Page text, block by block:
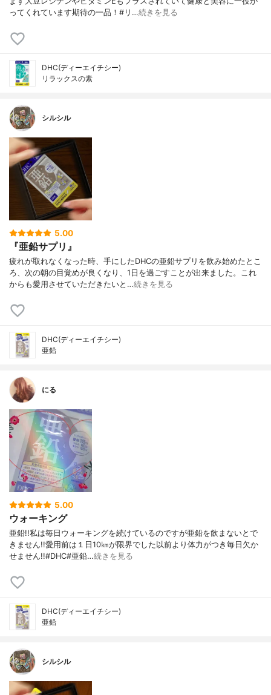
ってくれています期待の一品！#リ…続きを見る
DHC(ディーエイチシー)
リラックスの素
シルシル
5.00
『亜鉛サプリ』
疲れが取れなくなった時、手にしたDHCの亜鉛サプリを飲み始めたとこ
ろ、次の朝の目覚めが良くなり、1日を過ごすことが出来ました。これ
からも愛用させていただきたいと…続きを見る
DHC(ディーエイチシー)
亜鉛
にる
5.00
ウォーキング
亜鉛!!私は毎日ウォーキングを続けているのですが亜鉛を飲まないとで
きません!!愛用前は１日10㎞が限界でした以前より体力がつき毎日欠か
せません!!#DHC#亜鉛…続きを見る
DHC(ディーエイチシー)
亜鉛
シルシル